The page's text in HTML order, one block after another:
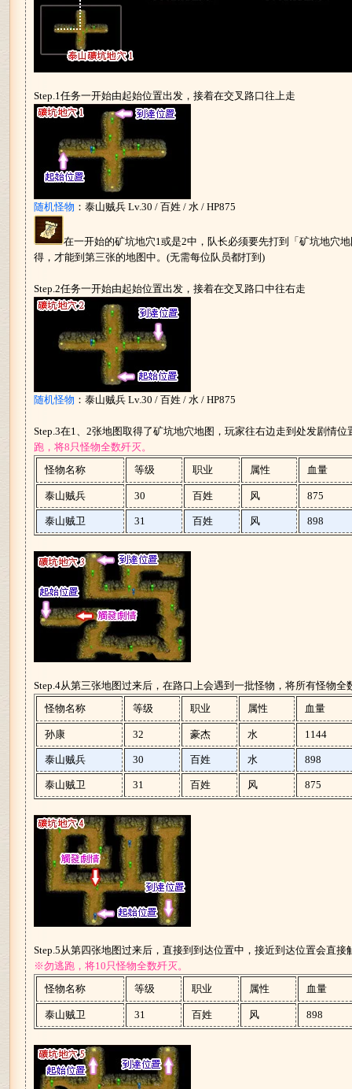
Step.1任务一开始由起始位置出发，接着在交叉路口往上走
随机怪物 ：泰山贼兵 Lv.30 / 百姓 / 水 / HP875
在一开始的矿坑地穴1或是2中，队长必须要先打到「矿坑地穴
得，才能到第三张的地图中。(无需每位队员都打到)
Step.2任务一开始由起始位置出发，接着在交叉路口中往右走
随机怪物 ：泰山贼兵 Lv.30 / 百姓 / 水 / HP875
Step.3在1、2张地图取得了矿坑地穴地图，玩家往右边走到处发剧情
跑，将8只怪物全数歼灭。
怪物名称
等级 职业 属性 血量
泰山贼兵 30 百姓 风 875
泰山贼卫 31 百姓 风 898
Step.4从第三张地图过来后，在路口上会遇到一批怪物，将所有怪物全
怪物名称
等级 职业 属性 血量
孙康 32 豪杰 水 1144
泰山贼兵 30 百姓 水 898
泰山贼卫 31 百姓 风 875
Step.5从第四张地图过来后，直接到到达位置中，接近到达位置会直
※勿逃跑，将10只怪物全数歼灭。
怪物名称
等级 职业 属性 血量
泰山贼卫 31 百姓 风 898